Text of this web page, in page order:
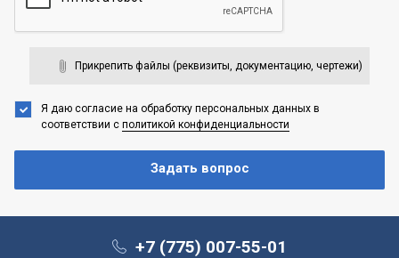
Прикрепить файлы (реквизиты, документацию, чертежи)
Я даю согласие на обработку персональных данных в
соответствии с политикой конфиденциальности
+7 (775) 007-55-01